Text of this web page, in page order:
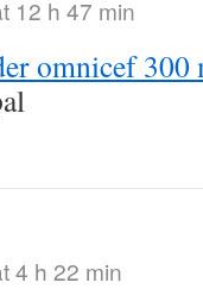
12 h 47 min
omnicef 300
4 h 22 min